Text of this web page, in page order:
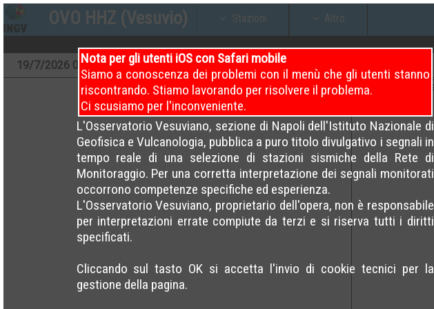
OVO HHZ (Vesuvio) Stazioni Altro
Nota per gli utenti iOS con Safari mobile
Siamo a conoscenza dei problemi con il menù che gli utenti stanno
riscontrando. Stiamo lavorando per risolvere il problema.
Ci scusiamo per l'inconveniente.
L'Osservatorio Vesuviano, sezione di Napoli dell'Istituto Nazionale di
Geofisica e Vulcanologia, pubblica a puro titolo divulgativo i segnali in
tempo reale di una selezione di stazioni sismiche della Rete di
Monitoraggio. Per una corretta interpretazione dei segnali monitorati
occorrono competenze specifiche ed esperienza.
L'Osservatorio Vesuviano, proprietario dell'opera, non è responsabile
per interpretazioni errate compiute da terzi e si riserva tutti i diritti
specificati.
Cliccando sul tasto OK si accetta l'invio di cookie tecnici per la
gestione della pagina.
19/7/2026 00 – 04 (Attuale) 18/7/202600 – 04